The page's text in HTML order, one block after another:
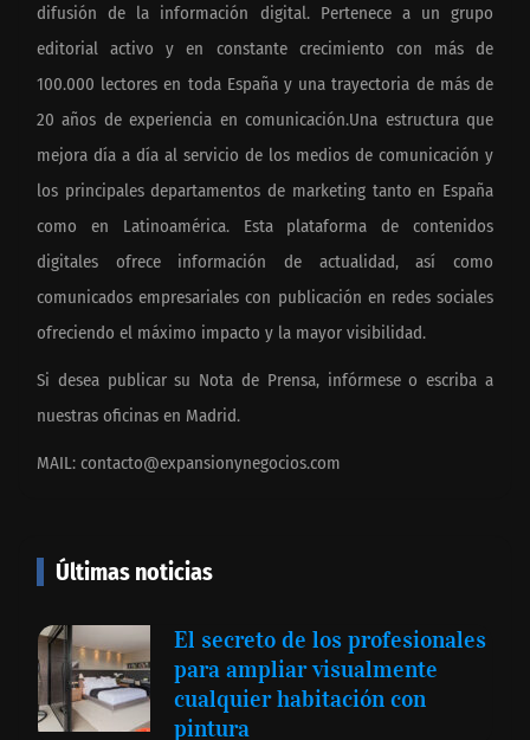
difusión de la información digital. Pertenece a un grupo
editorial activo y en constante crecimiento con más de
100.000 lectores en toda España y una trayectoria de más de
20 años de experiencia en comunicación.Una estructura que
mejora día a día al servicio de los medios de comunicación y
los principales departamentos de marketing tanto en España
como en Latinoamérica. Esta plataforma de contenidos
digitales ofrece información de actualidad, así como
comunicados empresariales con publicación en redes sociales
ofreciendo el máximo impacto y la mayor visibilidad.
Si desea publicar su Nota de Prensa, infórmese o escriba a
nuestras oficinas en Madrid.
MAIL: contacto@expansionynegocios.com
Últimas noticias
El secreto de los profesionales
para ampliar visualmente
cualquier habitación con
pintura